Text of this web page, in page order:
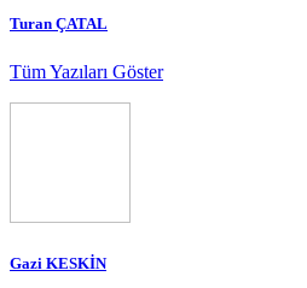
Turan ÇATAL
Tüm Yazıları Göster
Gazi KESKİN